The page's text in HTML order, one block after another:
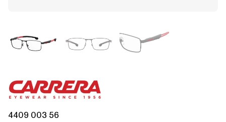
4409 003 56